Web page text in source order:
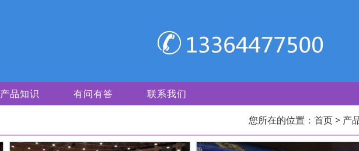
产品知识 有问有答 联系我们
您所在的位置： 首页> 产